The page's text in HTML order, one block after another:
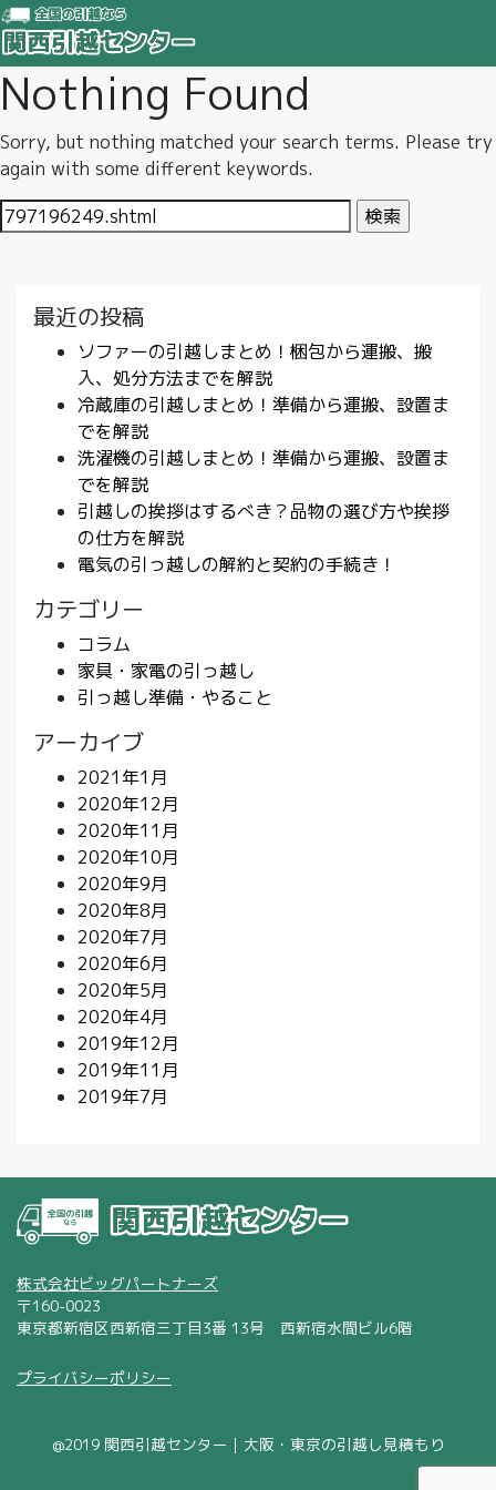
Nothing Found
Sorry, but nothing matched your search terms. Please try
again with some different keywords.
検
索:
最近の投稿
ソファーの引越しまとめ！梱包から運搬、搬
入、処分方法までを解説
冷蔵庫の引越しまとめ！準備から運搬、設置ま
でを解説
洗濯機の引越しまとめ！準備から運搬、設置ま
でを解説
引越しの挨拶はするべき？品物の選び方や挨拶
の仕方を解説
電気の引っ越しの解約と契約の手続き！
カテゴリー
コラム
家具・家電の引っ越し
引っ越し準備・やること
アーカイブ
2021年1月
2020年12月
2020年11月
2020年10月
2020年9月
2020年8月
2020年7月
2020年6月
2020年5月
2020年4月
2019年12月
2019年11月
2019年7月
株式会社ビッグパートナーズ
〒160-0023
東京都新宿区西新宿三丁目3番 13号 西新宿水間ビル6階
プライバシーポリシー
@2019 関西引越センター｜大阪・東京の引越し見積もり